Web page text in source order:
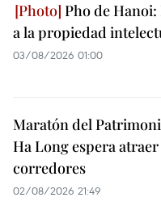
Pho de
a la propiedad
03/08/2026 01:00
Maratón del
Ha Long espera atraer
corredores
02/08/2026 21:49